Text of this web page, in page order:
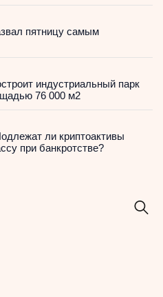
пятницу самым
индустриальный парк
76 000 м2
ли криптоактивы
при банкротстве?